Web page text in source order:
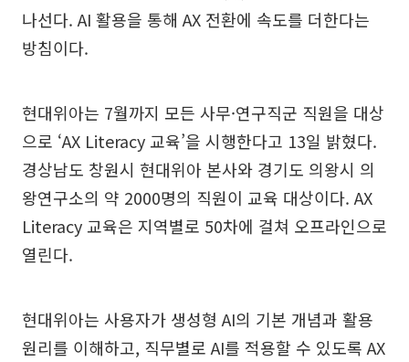
나선다. AI 활용을 통해 AX 전환에 속도를 더한다는
방침이다.
현대위아는 7월까지 모든 사무·연구직군 직원을 대상
으로 ‘AX Literacy 교육’을 시행한다고 13일 밝혔다.
경상남도 창원시 현대위아 본사와 경기도 의왕시 의
왕연구소의 약 2000명의 직원이 교육 대상이다. AX
Literacy 교육은 지역별로 50차에 걸쳐 오프라인으로
열린다.
현대위아는 사용자가 생성형 AI의 기본 개념과 활용
원리를 이해하고, 직무별로 AI를 적용할 수 있도록 AX